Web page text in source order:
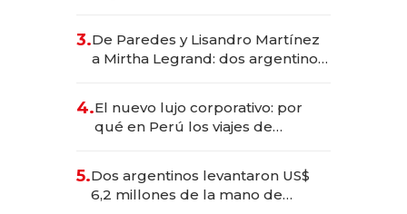
las marcas "fast premium"
3.De Paredes y Lisandro Martínez
a Mirtha Legrand: dos argentinos
4.El nuevo lujo corporativo: por
qué en Perú los viajes de
para convertirse en experiencias
transformadoras
5.Dos argentinos levantaron US$
6,2 millones de la mano de